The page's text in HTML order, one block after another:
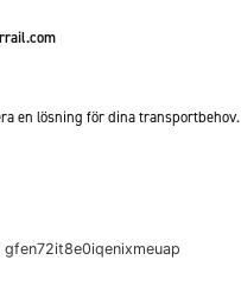
en lösning för dina transportbehov.